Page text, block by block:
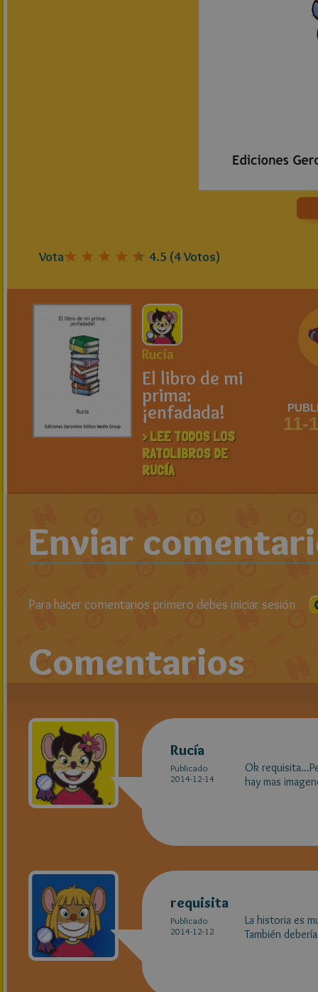
Vota 4.5 (4Votos)
Rucía
El libro de mi
prima:
¡enfadada!
> LEE TODOS LOS
RATOLIBROS DE
RUCÍA
11-
Enviar
Para hacer comentarios primero debes iniciar sesión
Comentarios
Rucía
Publicado
2014-12-14
Ok
hay mas
requisita
Publicado
2014-12-12
La historia es
También